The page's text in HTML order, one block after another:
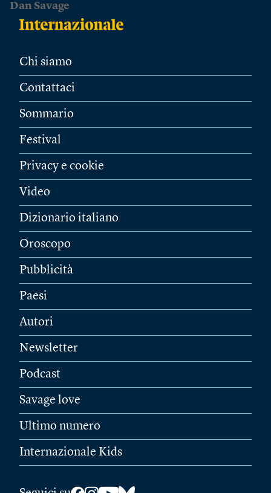
Dan Savage
Chi siamo
Contattaci
Sommario
Festival
Privacy e cookie
Video
Dizionario italiano
Oroscopo
Pubblicità
Paesi
Autori
Newsletter
Podcast
Savage love
Ultimo numero
Internazionale Kids